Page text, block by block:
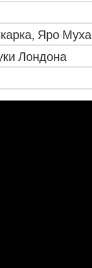
Яро Муха
Лондона